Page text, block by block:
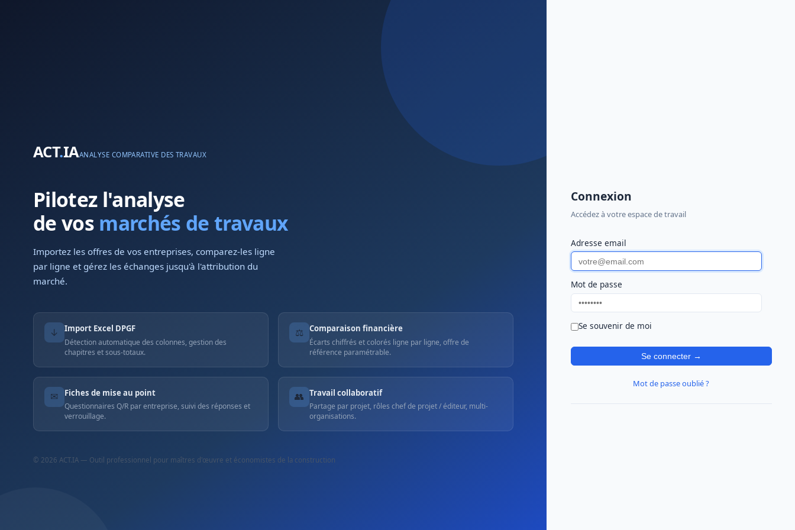
ACT.IAANALYSE COMPARATIVE DES TRAVAUX
Pilotez l'analyse
de vos marchés de travaux
Importez les offres de vos entreprises, comparez-les ligne
par ligne et gérez les échanges jusqu'à l'attribution du
marché.
↓ Import Excel DPGF
Détection automatique des colonnes, gestion des
chapitres et sous-totaux.
⚖ Comparaison financière
Écarts chiffrés et colorés ligne par ligne, offre de
référence paramétrable.
✉ Fiches de mise au point
Questionnaires Q/R par entreprise, suivi des réponses et
verrouillage.
👥 Travail collaboratif
Partage par projet, rôles chef de projet / éditeur, multi-
organisations.
© 2026 ACT.IA — Outil professionnel pour maîtres d'œuvre et économistes de la construction
Connexion
Accédez à votre espace de travail
Adresse email
Mot de passe
Se souvenir de moi
Se connecter →
Mot de passe oublié ?